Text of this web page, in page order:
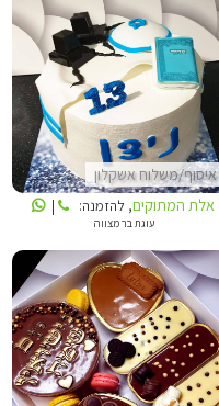
איסוף/משלוח אשקלון
אלת המתוקים
אלת המתוקים, להזמנה: |
עוגת בר מצווה
אלת המתוקים